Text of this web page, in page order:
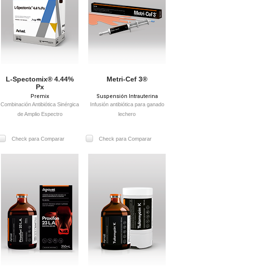
L-Spectomix® 4.44%
Px
Premix
Combinación Antibiótica Sinérgica
de Amplio Espectro
Metri-Cef 3®
Suspensión Intrauterina
Infusión antibiótica para ganado
lechero
Check para Comparar Check para Comparar